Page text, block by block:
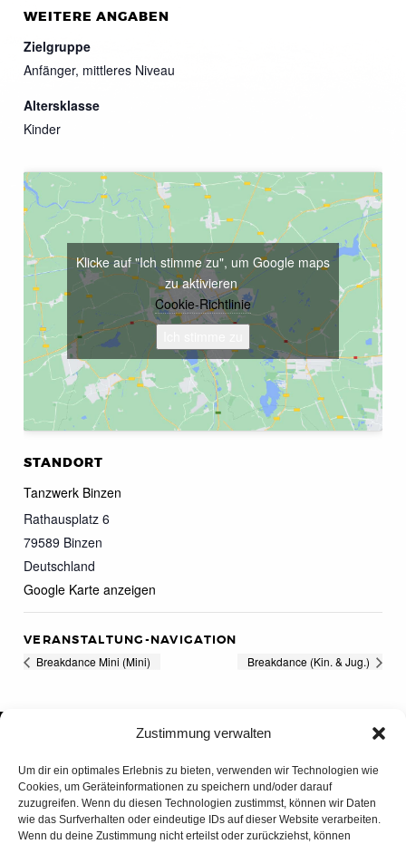
Zustimmung verwalten
Um dir ein optimales Erlebnis zu bieten, verwenden wir Technologien wie
Cookies, um Geräteinformationen zu speichern und/oder darauf
zuzugreifen. Wenn du diesen Technologien zustimmst, können wir Daten
wie das Surfverhalten oder eindeutige IDs auf dieser Website verarbeiten.
Wenn du deine Zustimmung nicht erteilst oder zurückziehst, können
WEITERE ANGABEN
Zielgruppe
Anfänger, mittleres Niveau
Altersklasse
Kinder
STANDORT
Tanzwerk Binzen
Rathausplatz 6
79589 Binzen
Deutschland
Google Karte anzeigen
Klicke auf "Ich stimme zu", um Google maps
zu aktivieren
Cookie-Richtlinie
VERANSTALTUNG-NAVIGATION
Breakdance Mini (Mini) Breakdance (Kin. & Jug.)